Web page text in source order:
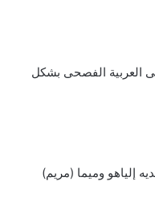
العربية الفصحى بشكل
إلياهو وميما (مريم)